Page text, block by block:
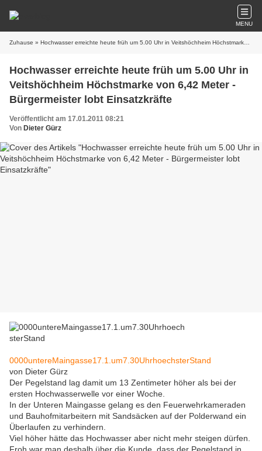
MENU
Zuhause » Hochwasser erreichte heute früh um 5.00 Uhr in Veitshöchheim Höchstmarke von 6,42 Meter - Bürgermeister lobt Einsatzkräfte
Hochwasser erreichte heute früh um 5.00 Uhr in
Veitshöchheim Höchstmarke von 6,42 Meter -
Bürgermeister lobt Einsatzkräfte
Veröffentlicht am 17.01.2011 08:21
Von Dieter Gürz
0000untereMaingasse17.1.um7.30UhrhoechsterStand
von Dieter Gürz
Der Pegelstand lag damit um 13 Zentimeter höher als bei der
ersten Hochwasserwelle vor einer Woche.
In der Unteren Maingasse gelang es den Feuerwehrkameraden
und Bauhofmitarbeitern mit Sandsäcken auf der Polderwand ein
Überlaufen zu verhindern.
Viel höher hätte das Hochwasser aber nicht mehr steigen dürfen.